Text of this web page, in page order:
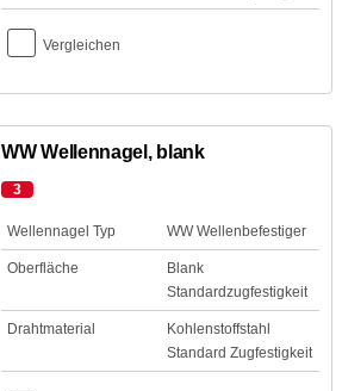
Vergleichen
WW Wellennagel, blank
3
Wellennagel Typ WW Wellenbefestiger
Oberfläche
Blank
Standardzugfestigkeit
Drahtmaterial
Kohlenstoffstahl
Standard Zugfestigkeit